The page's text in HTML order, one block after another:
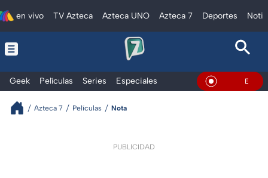
en vivo TV Azteca Azteca UNO Azteca 7 Deportes
Geek Películas Series Especiales En Vivo
Azteca 7 Películas Nota
PUBLICIDAD